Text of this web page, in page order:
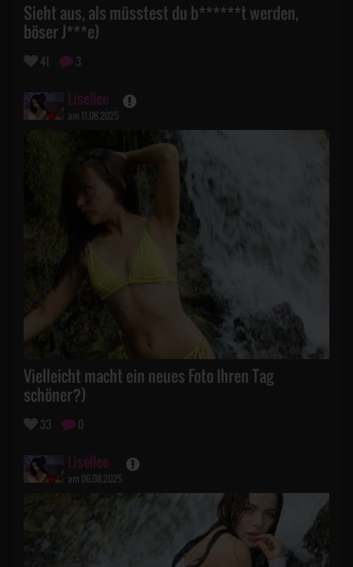
Sieht aus, als müsstest du b******t werden,
böser J***e)
41 3
Lisellee
am 11.08.2025
Vielleicht macht ein neues Foto Ihren Tag
schöner?)
33 0
Lisellee
am 06.08.2025